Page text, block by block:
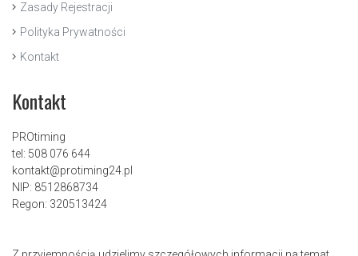
Zasady Rejestracji
Polityka Prywatności
Kontakt
Kontakt
PROtiming
tel: 508 076 644
kontakt@protiming24.pl
NIP: 8512868734
Regon: 320513424